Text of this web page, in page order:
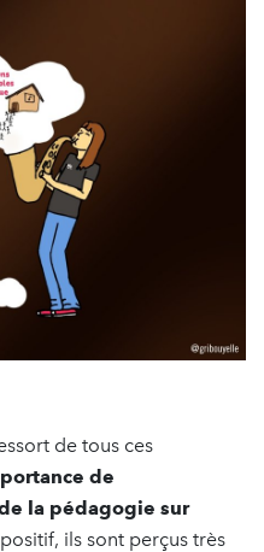
de tous ces
de
la pédagogie sur
ils sont perçus très